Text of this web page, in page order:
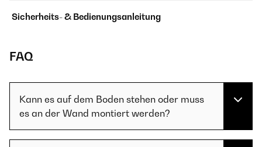
Sicherheits- & Bedienungsanleitung
FAQ
Kann es auf dem Boden stehen oder muss
es an der Wand montiert werden?